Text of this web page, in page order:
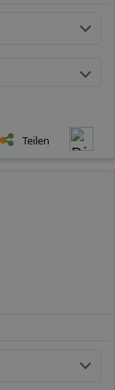
Teilen